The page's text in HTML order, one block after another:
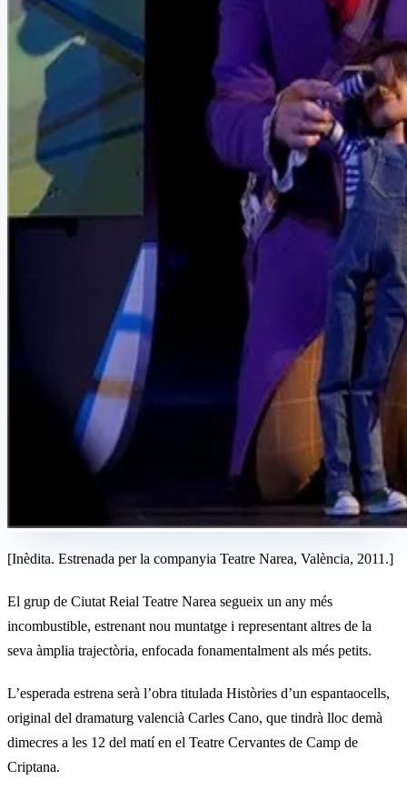
[Inèdita. Estrenada per la companyia Teatre Narea, València, 2011.]
El grup de Ciutat Reial Teatre Narea segueix un any més
incombustible, estrenant nou muntatge i representant altres de la
seva àmplia trajectòria, enfocada fonamentalment als més petits.
L’esperada estrena serà l’obra titulada Històries d’un espantaocells,
original del dramaturg valencià Carles Cano, que tindrà lloc demà
dimecres a les 12 del matí en el Teatre Cervantes de Camp de
Criptana.